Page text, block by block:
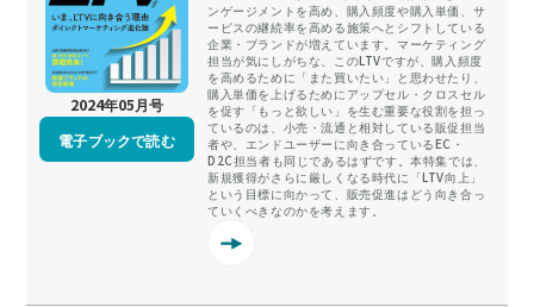
2024年05月号
電子ブックで読む
ンゲージメントを高め、購入頻度や購入単価、サ
ービスの継続率を高める施策へとシフトしている
企業・ブランドが増えています。マーケティング
担当が気にしがちな、このLTVですが、購入頻度
を高めるために「また買いたい」と思わせたり、
購入単価を上げるためにアップセル・クロスセル
を促す「もっと欲しい」を生む重要な役割を担っ
ているのは、小売・流通と相対している販促担当
者や、エンドユーザーに向き合っているEC・
D2C担当者も同じであるはずです。本特集では、
新規獲得がさらに厳しくなる時代に「LTV向上」
という目標に向かって、販売促進はどう向き合っ
ていくべきなのかを考えます。